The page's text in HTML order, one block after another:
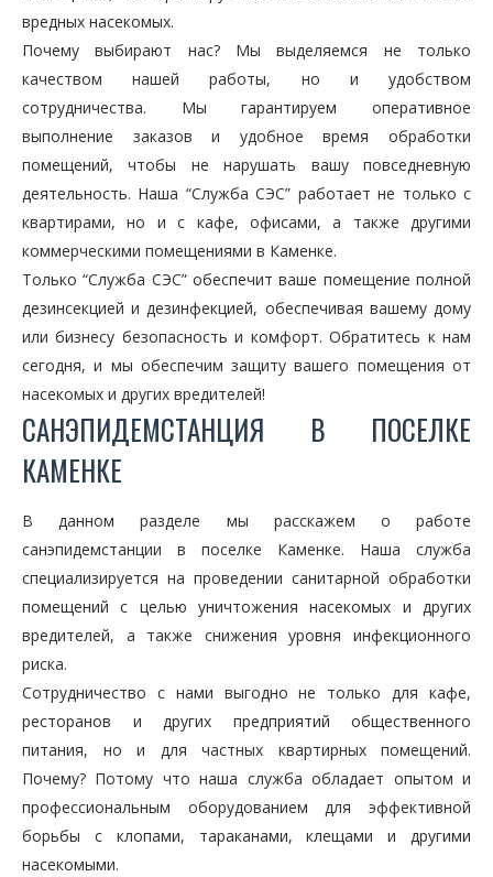
вредных насекомых.
Почему выбирают нас? Мы выделяемся не только
качеством нашей работы, но и удобством
сотрудничества. Мы гарантируем оперативное
выполнение заказов и удобное время обработки
помещений, чтобы не нарушать вашу повседневную
деятельность. Наша “Служба СЭС” работает не только с
квартирами, но и с кафе, офисами, а также другими
коммерческими помещениями в Каменке.
Только “Служба СЭС” обеспечит ваше помещение полной
дезинсекцией и дезинфекцией, обеспечивая вашему дому
или бизнесу безопасность и комфорт. Обратитесь к нам
сегодня, и мы обеспечим защиту вашего помещения от
насекомых и других вредителей!
САНЭПИДЕМСТАНЦИЯ В ПОСЕЛКЕ
КАМЕНКЕ
В данном разделе мы расскажем о работе
санэпидемстанции в поселке Каменке. Наша служба
специализируется на проведении санитарной обработки
помещений с целью уничтожения насекомых и других
вредителей, а также снижения уровня инфекционного
риска.
Сотрудничество с нами выгодно не только для кафе,
ресторанов и других предприятий общественного
питания, но и для частных квартирных помещений.
Почему? Потому что наша служба обладает опытом и
профессиональным оборудованием для эффективной
борьбы с клопами, тараканами, клещами и другими
насекомыми.